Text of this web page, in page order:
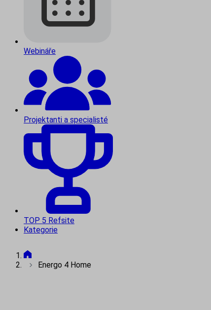
Webináře
Projektanti a specialisté
TOP 5 Refsite
Kategorie
Energo 4 Home